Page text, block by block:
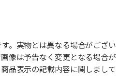
。実物とは異なる場合がござい
像は予告なく変更となる場合が
品表示の記載内容に関しまして